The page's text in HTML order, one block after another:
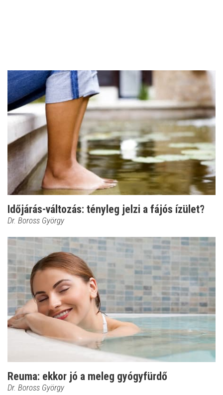
Időjárás-változás: tényleg jelzi a fájós ízület?
Dr. Boross György
Reuma: ekkor jó a meleg gyógyfürdő
Dr. Boross György